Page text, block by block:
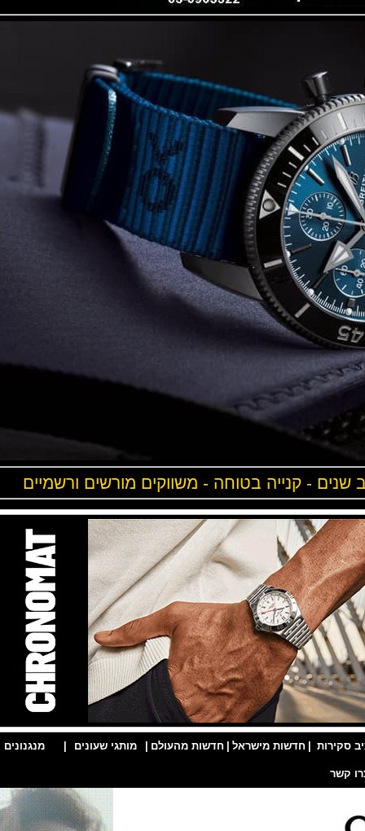
- קנייה בטוחה - משווקים מורשים ורשמיים
| חדשות מישראל | חדשות מהעולם | מותגי שעונים | מנגנונים |